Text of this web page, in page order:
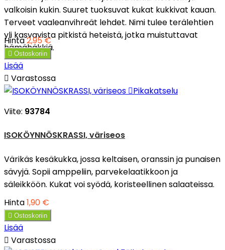
valkoisin kukin. Suuret tuoksuvat kukat kukkivat kauan.
Terveet vaaleanvihreät lehdet. Nimi tulee terälehtien
yli kasvavista pitkistä heteistä, jotka muistuttavat
hämähäkkiä.
Hinta2,95 €
 Ostoskoriin
Lisää
 Varastossa
Pikakatselu
Viite: 93784
ISOKÖYNNÖSKRASSI, väriseos
Värikäs kesäkukka, jossa keltaisen, oranssin ja punaisen
sävyjä. Sopii amppeliin, parvekelaatikkoon ja
säleikköön. Kukat voi syödä, koristeellinen salaateissa.
Hinta1,90 €
 Ostoskoriin
Lisää
 Varastossa